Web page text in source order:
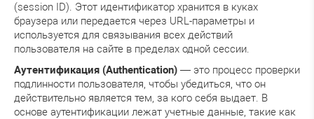
(session ID). Этот идентификатор хранится в куках
браузера или передается через URL-параметры и
используется для связывания всех действий
пользователя на сайте в пределах одной сессии.
Аутентификация (Authentication) — это процесс проверки
подлинности пользователя, чтобы убедиться, что он
действительно является тем, за кого себя выдает. В
основе аутентификации лежат учетные данные, такие как